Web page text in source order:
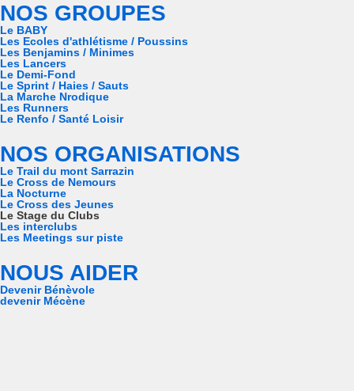
NOS GROUPES
Le BABY
Les Ecoles d'athlétisme / Poussins
Les Benjamins / Minimes
Les Lancers
Le Demi-Fond
Le Sprint / Haies / Sauts
La Marche Nrodique
Les Runners
Le Renfo / Santé Loisir
NOS ORGANISATIONS
Le Trail du mont Sarrazin
Le Cross de Nemours
La Nocturne
Le Cross des Jeunes
Le Stage du Clubs
Les interclubs
Les Meetings sur piste
NOUS AIDER
Devenir Bénèvole
devenir Mécène